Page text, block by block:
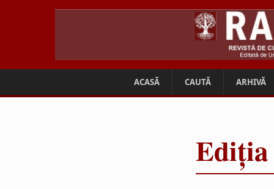
ACASĂ CAUTĂ ARHIVĂ
Ediția